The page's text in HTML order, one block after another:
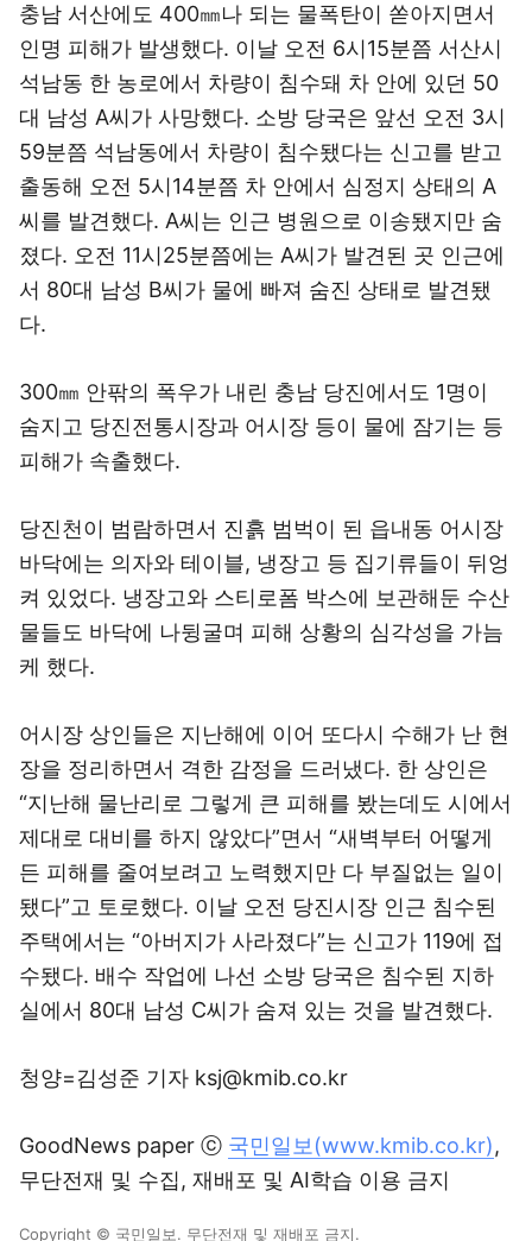
충남 서산에도 400㎜나 되는 물폭탄이 쏟아지면서
인명 피해가 발생했다. 이날 오전 6시15분쯤 서산시
석남동 한 농로에서 차량이 침수돼 차 안에 있던 50
대 남성 A씨가 사망했다. 소방 당국은 앞선 오전 3시
59분쯤 석남동에서 차량이 침수됐다는 신고를 받고
출동해 오전 5시14분쯤 차 안에서 심정지 상태의 A
씨를 발견했다. A씨는 인근 병원으로 이송됐지만 숨
졌다. 오전 11시25분쯤에는 A씨가 발견된 곳 인근에
서 80대 남성 B씨가 물에 빠져 숨진 상태로 발견됐
다.
300㎜ 안팎의 폭우가 내린 충남 당진에서도 1명이
숨지고 당진전통시장과 어시장 등이 물에 잠기는 등
피해가 속출했다.
당진천이 범람하면서 진흙 범벅이 된 읍내동 어시장
바닥에는 의자와 테이블, 냉장고 등 집기류들이 뒤엉
켜 있었다. 냉장고와 스티로폼 박스에 보관해둔 수산
물들도 바닥에 나뒹굴며 피해 상황의 심각성을 가늠
케 했다.
어시장 상인들은 지난해에 이어 또다시 수해가 난 현
장을 정리하면서 격한 감정을 드러냈다. 한 상인은
“지난해 물난리로 그렇게 큰 피해를 봤는데도 시에서
제대로 대비를 하지 않았다”면서 “새벽부터 어떻게
든 피해를 줄여보려고 노력했지만 다 부질없는 일이
됐다”고 토로했다. 이날 오전 당진시장 인근 침수된
주택에서는 “아버지가 사라졌다”는 신고가 119에 접
수됐다. 배수 작업에 나선 소방 당국은 침수된 지하
실에서 80대 남성 C씨가 숨져 있는 것을 발견했다.
청양=김성준 기자 ksj@kmib.co.kr
GoodNews paper ⓒ 국민일보(www.kmib.co.kr),
무단전재 및 수집, 재배포 및 AI학습 이용 금지
Copyright © 국민일보. 무단전재 및 재배포 금지.